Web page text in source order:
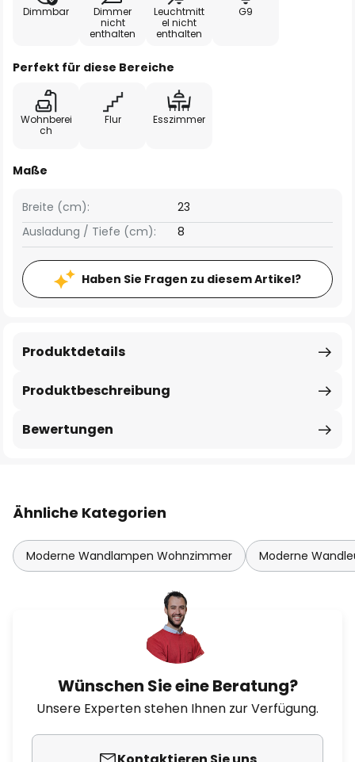
Dimmbar
Dimmer
nicht
enthalten
Leuchtmitt
el nicht
enthalten
G9
Perfekt für diese Bereiche
Wohnberei
ch
Flur Esszimmer
Maße
Breite (cm):
23
Ausladung / Tiefe (cm):
8
Haben Sie Fragen zu diesem Artikel?
Produktbeschreibung
Produktdetails
Bewertungen
Ähnliche Kategorien
Moderne Wandlampen Wohnzimmer Moderne
Wünschen Sie eine Beratung?
Unsere Experten stehen Ihnen zur Verfügung.